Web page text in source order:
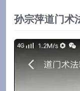
孙宗萍道门术